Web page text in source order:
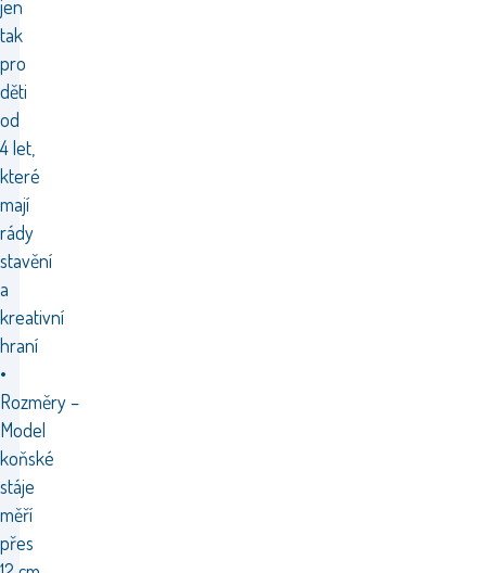
jen
tak
pro
děti
od
4 let,
které
mají
rády
stavění
a
kreativní
hraní
•
Rozměry –
Model
koňské
stáje
měří
přes